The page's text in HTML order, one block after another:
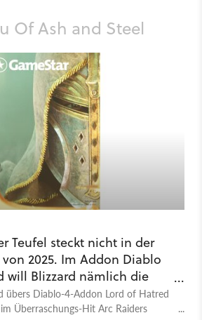
Of Ash and Steel
Teufel steckt nicht in der
2025. Im Addon Diablo
will Blizzard nämlich die
beenden. Aber
übers Diablo-4-Addon Lord of Hatred
Überraschungs-Hit Arc Raiders